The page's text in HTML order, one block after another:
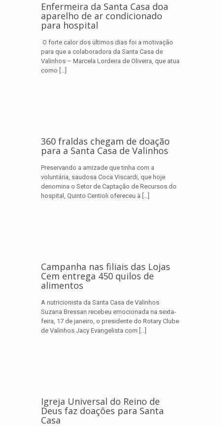
Enfermeira da Santa Casa doa
aparelho de ar condicionado
para hospital
O forte calor dos últimos dias foi a motivação
para que a colaboradora da Santa Casa de
Valinhos – Marcela Lordeira de Oliveira, que atua
como […]
360 fraldas chegam de doação
para a Santa Casa de Valinhos
Preservando a amizade que tinha com a
voluntária, saudosa Coca Viscardi, que hoje
denomina o Setor de Captação de Recursos do
hospital, Quinto Centioli ofereceu à […]
Campanha nas filiais das Lojas
Cem entrega 450 quilos de
alimentos
A nutricionista da Santa Casa de Valinhos
Suzana Bressan recebeu emocionada na sexta-
feira, 17 de janeiro, o presidente do Rotary Clube
de Valinhos Jacy Evangelista com […]
Igreja Universal do Reino de
Deus faz doações para Santa
Casa